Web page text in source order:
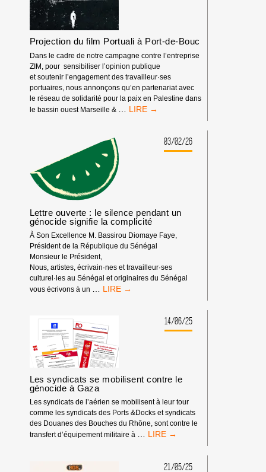
Projection du film Portuali à Port-de-Bouc
Dans le cadre de notre campagne contre l’entreprise
ZIM, pour sensibiliser l’opinion publique
et soutenir l’engagement des travailleur·ses
portuaires, nous annonçons qu’en partenariat avec
le réseau de solidarité pour la paix en Palestine dans
le bassin ouest Marseille &
PROJECTION
PORTUALI03/02/26
Lettre ouverte : le silence pendant un
génocide signifie la complicité
À Son Excellence M. Bassirou Diomaye Faye,
Président de la République du Sénégal
Monsieur le Président,
Nous, artistes, écrivain·nes et travailleur·ses
culturel·les au Sénégal et originaires du Sénégal
vous écrivons à un
LETTRE
SILENCE
PENDANT
UN
GÉNOCIDE
LA
14/06/25
Les syndicats se mobilisent contre le
génocide à Gaza
Les syndicats de l’aérien se mobilisent à leur tour
comme les syndicats des Ports &Docks et syndicats
des Douanes des Bouches du Rhône, sont contre le
transfert d’équipement militaire à … LES
MOBILISENT
21/05/25